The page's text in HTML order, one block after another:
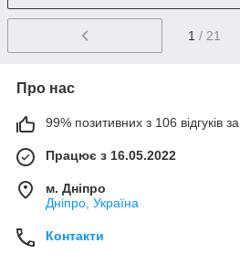
1 / 21
Про нас
99% позитивних з 106 відгуків за
Працює з 16.05.2022
м. Дніпро
Дніпро, Україна
Контакти